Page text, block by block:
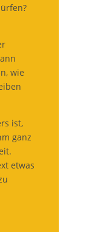
wie
ist,
ganz
etwas